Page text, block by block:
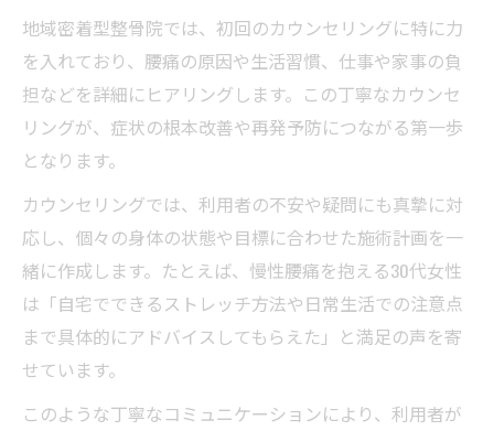
地域密着型整骨院では、初回のカウンセリングに特に力
を入れており、腰痛の原因や生活習慣、仕事や家事の負
担などを詳細にヒアリングします。この丁寧なカウンセ
リングが、症状の根本改善や再発予防につながる第一歩
となります。
カウンセリングでは、利用者の不安や疑問にも真摯に対
応し、個々の身体の状態や目標に合わせた施術計画を一
緒に作成します。たとえば、慢性腰痛を抱える30代女性
は「自宅でできるストレッチ方法や日常生活での注意点
まで具体的にアドバイスしてもらえた」と満足の声を寄
せています。
このような丁寧なコミュニケーションにより、利用者が